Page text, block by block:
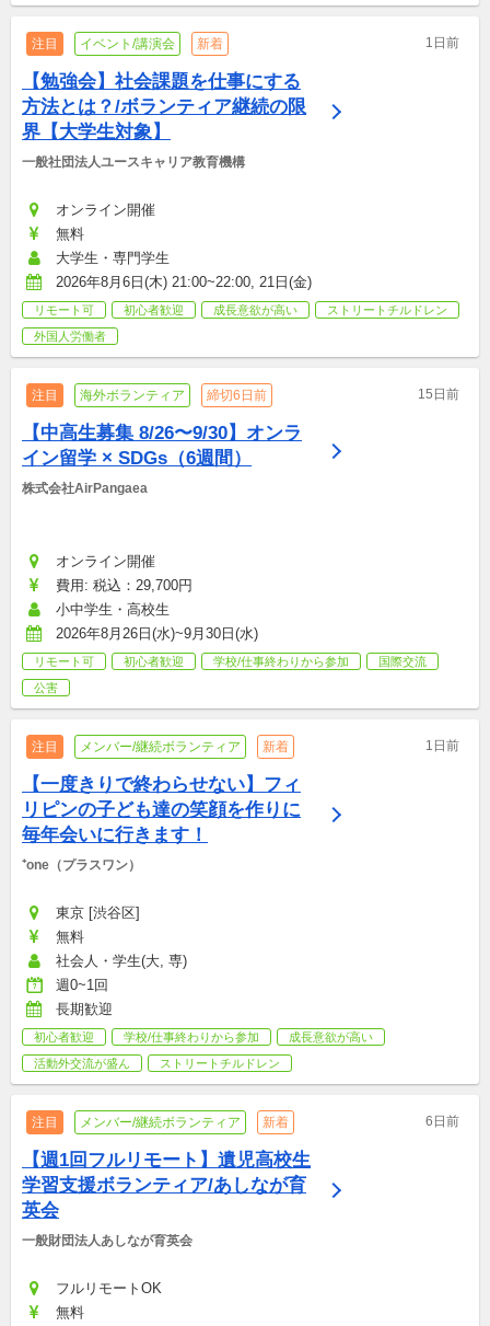
注目 イベント/講演会 新着 1日前
【勉強会】社会課題を仕事にする
方法とは？/ボランティア継続の限
界【大学生対象】
一般社団法人ユースキャリア教育機構
オンライン開催
無料
大学生・専門学生
2026年8月6日(木) 21:00~22:00, 21日(金)
リモート可 初心者歓迎 成長意欲が高い
ストリートチルドレン
外国人労働者
注目 海外ボランティア 締切6日前 15日前
【中高生募集 8/26〜9/30】オンラ
イン留学 × SDGs（6週間）
株式会社AirPangaea
オンライン開催
費用: 税込：29,700円
小中学生・高校生
2026年8月26日(水)~9月30日(水)
リモート可 初心者歓迎 学校/仕事終わりから参加
国際交流
公害
注目 メンバー/継続ボランティア 新着 1日前
【一度きりで終わらせない】フィ
リピンの子ども達の笑顔を作りに
毎年会いに行きます！
⁺one（プラスワン）
東京 [渋谷区]
無料
社会人・学生(大, 専)
週0~1回
長期歓迎
初心者歓迎 学校/仕事終わりから参加
成長意欲が高い
活動外交流が盛ん
ストリートチルドレン
注目 メンバー/継続ボランティア 新着 6日前
【週1回フルリモート】遺児高校生
学習支援ボランティア/あしなが育
英会
一般財団法人あしなが育英会
フルリモートOK
無料